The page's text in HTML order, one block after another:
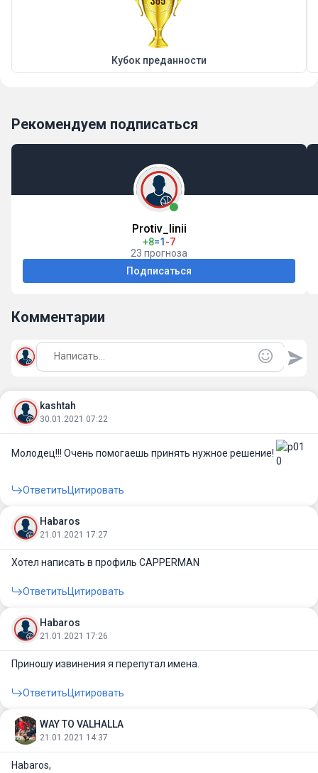
Кубок преданности
Рекомендуем подписаться
Protiv_linii
+8=1 -7
23 прогноза
Подписаться
Комментарии
kashtah
30.01.2021 07:22
Молодец!!! Очень помогаешь принять нужное решение!
ОтветитьЦитировать
Habaros
21.01.2021 17:27
Хотел написать в профиль CAPPERMAN
ОтветитьЦитировать
Habaros
21.01.2021 17:26
Приношу извинения я перепутал имена.
ОтветитьЦитировать
WAY TO VALHALLA
21.01.2021 14:37
Habaros,